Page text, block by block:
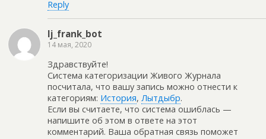
Reply
lj_frank_bot
14 мая, 2020
Здравствуйте!
Система категоризации Живого Журнала
посчитала, что вашу запись можно отнести к
категориям: История, Лытдыбр.
Если вы считаете, что система ошиблась —
напишите об этом в ответе на этот
комментарий. Ваша обратная связь поможет